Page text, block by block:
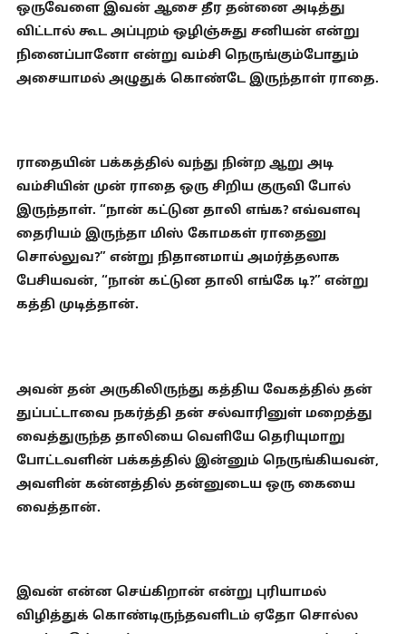
ஒருவேளை இவன் ஆசை தீர தன்னை அடித்து
விட்டால் கூட அப்புறம் ஒழிஞ்சுது சனியன் என்று
நினைப்பானோ என்று வம்சி நெருங்கும்போதும்
அசையாமல் அழுதுக் கொண்டே இருந்தாள் ராதை.
ராதையின் பக்கத்தில் வந்து நின்ற ஆறு அடி
வம்சியின் முன் ராதை ஒரு சிறிய குருவி போல்
இருந்தாள். “நான் கட்டுன தாலி எங்க? எவ்வளவு
தைரியம் இருந்தா மிஸ் கோமகள் ராதைனு
சொல்லுவ?” என்று நிதானமாய் அமர்த்தலாக
பேசியவன், “நான் கட்டுன தாலி எங்கே டி?” என்று
கத்தி முடித்தான்.
அவன் தன் அருகிலிருந்து கத்திய வேகத்தில் தன்
துப்பட்டாவை நகர்த்தி தன் சல்வாரினுள் மறைத்து
வைத்துருந்த தாலியை வெளியே தெரியுமாறு
போட்டவளின் பக்கத்தில் இன்னும் நெருங்கியவன்,
அவளின் கன்னத்தில் தன்னுடைய ஒரு கையை
வைத்தான்.
இவன் என்ன செய்கிறான் என்று புரியாமல்
விழித்துக் கொண்டிருந்தவளிடம் ஏதோ சொல்ல